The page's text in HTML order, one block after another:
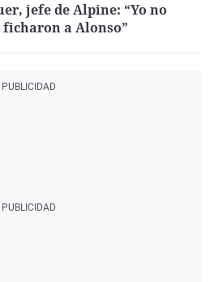
jefe de Alpine: “Yo no
ficharon a Alonso”